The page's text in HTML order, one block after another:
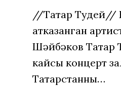
//Татар Тудей//
атказанган
Шәйбәков Татар
кайсы концерт
Татарстанның…